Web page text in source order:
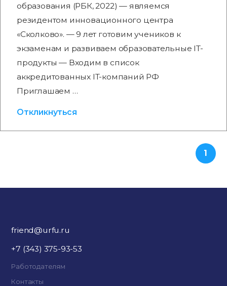
образования (РБК, 2022) — являемся
резидентом инновационного центра
«Сколково». — 9 лет готовим учеников к
экзаменам и развиваем образовательные IT-
продукты — Входим в список
аккредитованных IT-компаний РФ
Приглашаем …
Откликнуться
1
friend@urfu.ru
+7 (343) 375-93-53
Работодателям
Контакты